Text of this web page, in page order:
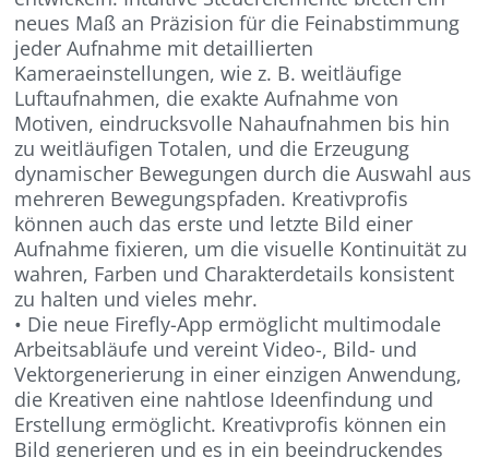
neues Maß an Präzision für die Feinabstimmung
jeder Aufnahme mit detaillierten
Kameraeinstellungen, wie z. B. weitläufige
Luftaufnahmen, die exakte Aufnahme von
Motiven, eindrucksvolle Nahaufnahmen bis hin
zu weitläufigen Totalen, und die Erzeugung
dynamischer Bewegungen durch die Auswahl aus
mehreren Bewegungspfaden. Kreativprofis
können auch das erste und letzte Bild einer
Aufnahme fixieren, um die visuelle Kontinuität zu
wahren, Farben und Charakterdetails konsistent
zu halten und vieles mehr.
• Die neue Firefly-App ermöglicht multimodale
Arbeitsabläufe und vereint Video-, Bild- und
Vektorgenerierung in einer einzigen Anwendung,
die Kreativen eine nahtlose Ideenfindung und
Erstellung ermöglicht. Kreativprofis können ein
Bild generieren und es in ein beeindruckendes